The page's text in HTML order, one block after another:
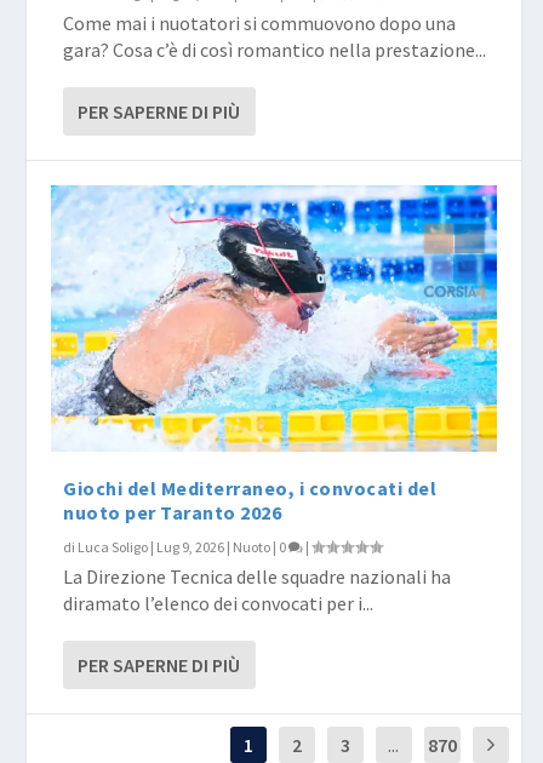
Come mai i nuotatori si commuovono dopo una
gara? Cosa c’è di così romantico nella prestazione...
PER SAPERNE DI PIÙ
Giochi del Mediterraneo, i convocati del
nuoto per Taranto 2026
di Luca Soligo | Lug 9, 2026 | Nuoto | 0 |
La Direzione Tecnica delle squadre nazionali ha
diramato l’elenco dei convocati per i...
PER SAPERNE DI PIÙ
1 2 3 ... 870